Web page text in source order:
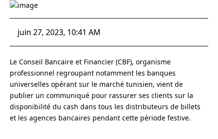
juin 27, 2023, 10:41 AM
Le Conseil Bancaire et Financier (CBF), organisme
professionnel regroupant notamment les banques
universelles opérant sur le marché tunisien, vient de
publier un communiqué pour rassurer ses clients sur la
disponibilité du cash dans tous les distributeurs de billets
et les agences bancaires pendant cette période festive.